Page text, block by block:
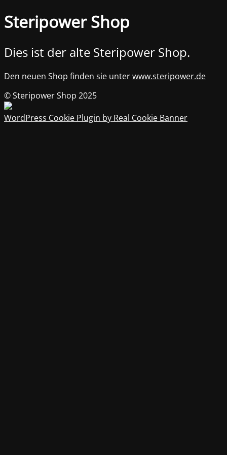
Steripower Shop
Dies ist der alte Steripower Shop.
Den neuen Shop finden sie unterwww.steripower.de
© Steripower Shop 2025
WordPress Cookie Plugin by Real Cookie Banner